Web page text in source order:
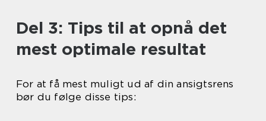
Del 3: Tips til at opnå det
mest optimale resultat
For at få mest muligt ud af din ansigtsrens
bør du følge disse tips: